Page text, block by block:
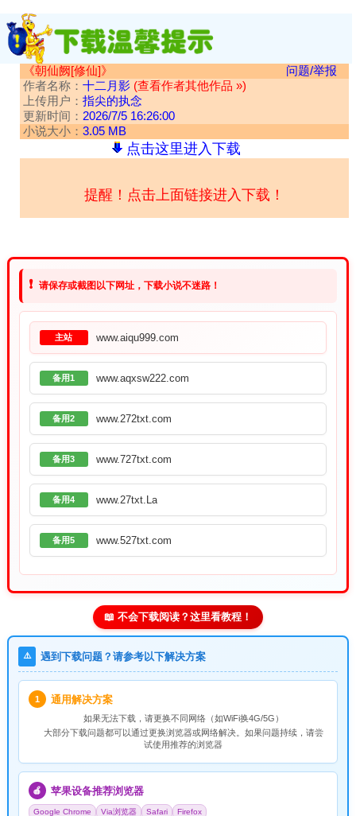
《朝仙阙[修仙]》
问题/举报
作者名称： 十二月影 (查看作者其他作品 »)
上传用户： 指尖的执念
更新时间： 2026/7/5 16:26:00
小说大小： 3.05 MB
点击这里进入下载
提醒！点击上面链接进入下载！
❗ 请保存或截图以下网址，下载小说不迷路！
主站 www.aiqu999.com
备用1 www.aqxsw222.com
备用2 www.272txt.com
备用3 www.727txt.com
备用4 www.27txt.La
备用5 www.527txt.com
📖 不会下载阅读？这里看教程！
⚠️ 遇到下载问题？请参考以下解决方案
1 通用解决方案
如果无法下载，请更换不同网络（如WiFi换4G/5G）
大部分下载问题都可以通过更换浏览器或网络解决。如果问题持续，请尝
试使用推荐的浏览器
🍎 苹果设备推荐浏览器
Google Chrome Via浏览器 Safari Firefox